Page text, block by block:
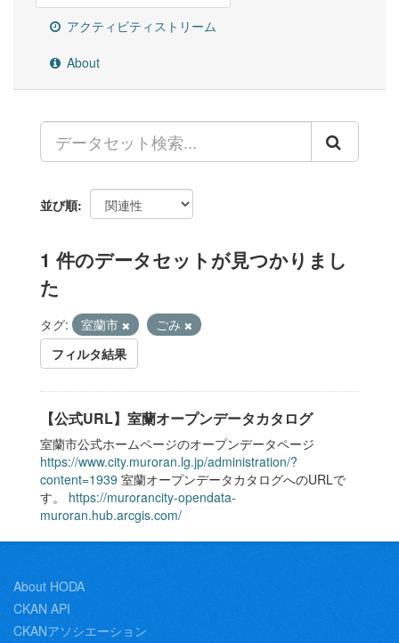
アクティビティストリーム
About
並び順
1 件のデータセットが見つかりまし
た
タグ: 室蘭市
ごみ
フィルタ結果
【公式URL】室蘭オープンデータカタログ
室蘭市公式ホームページのオープンデータページ
https://www.city.muroran.lg.jp/administration/?
content=1939 室蘭オープンデータカタログへのURLで
す。 https://murorancity-opendata-
muroran.hub.arcgis.com/
About HODA
CKAN API
CKANアソシエーション